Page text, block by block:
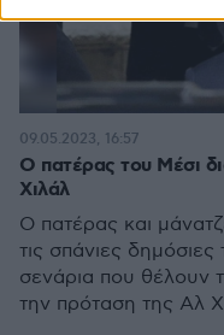
Ο πατέρας του Μέσι
Χιλάλ
Ο πατέρας και
τις σπάνιες
σενάρια που θέλουν
την πρόταση της Αλ
09.05.2023, 16:57